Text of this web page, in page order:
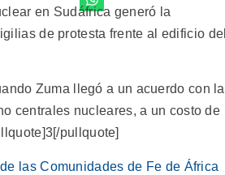
en Sudáfrica generó la
de protesta frente al edificio
Zuma llegó a un acuerdo con la
centrales nucleares, a un costo de
pullquote]
las Comunidades de Fe de África